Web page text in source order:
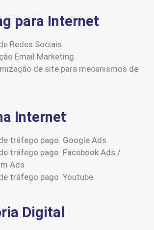
para Internet
Redes Sociais
Email Marketing
de site para mecanismos de
Internet
tráfego pago Google Ads
tráfego pago Facebook Ads /
Ads
tráfego pago Youtube
Digital